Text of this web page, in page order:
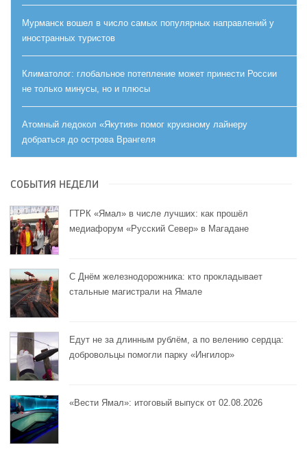
Мурманск вошел в число самых популярных направлений у
иностранных туристов
Климатолог: глобальное потепление может принести России
не только минусы, но и плюсы
Атомный ледокол «Якутия» помог круизному лайнеру
добраться до острова Врангеля
СОБЫТИЯ НЕДЕЛИ
ГТРК «Ямал» в числе лучших: как прошёл
медиафорум «Русский Север» в Магадане
С Днём железнодорожника: кто прокладывает
стальные магистрали на Ямале
Едут не за длинным рублём, а по велению сердца:
добровольцы помогли парку «Ингилор»
«Вести Ямал»: итоговый выпуск от 02.08.2026